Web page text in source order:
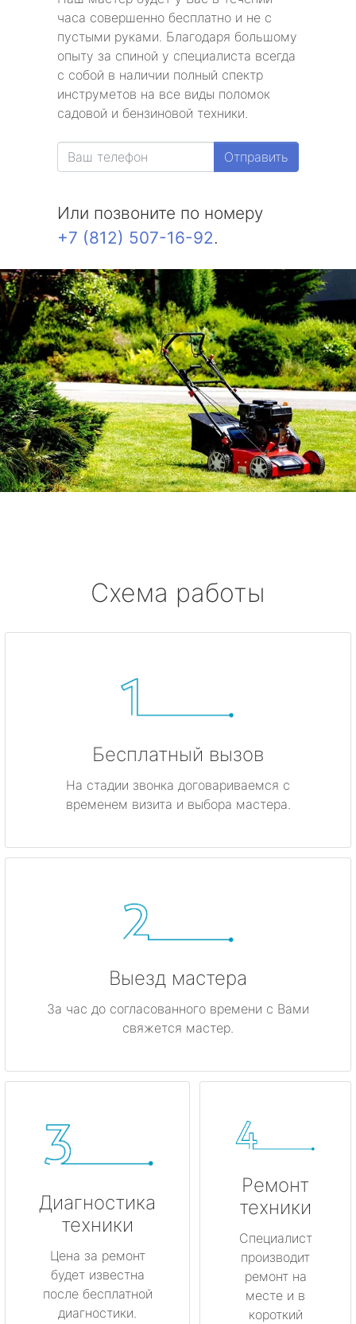
часа совершенно бесплатно и не с
пустыми руками. Благодаря большому
опыту за спиной у специалиста всегда
с собой в наличии полный спектр
инструметов на все виды поломок
садовой и бензиновой техники.
Отправить
Или позвоните по номеру
+7 (812) 507-16-92.
Схема работы
Бесплатный вызов
На стадии звонка договариваемся с
временем визита и выбора мастера.
Выезд мастера
За час до согласованного времени с Вами
свяжется мастер.
Диагностика
техники
Цена за ремонт
будет известна
после бесплатной
диагностики.
Ремонт
техники
Специалист
производит
ремонт на
месте и в
короткий